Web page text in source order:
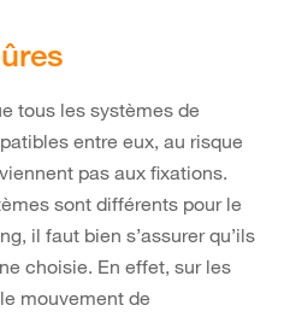
tous les systèmes de
entre eux, au risque
pas aux fixations.
sont différents pour le
il faut bien s’assurer qu’ils
choisie. En effet, sur les
mouvement de